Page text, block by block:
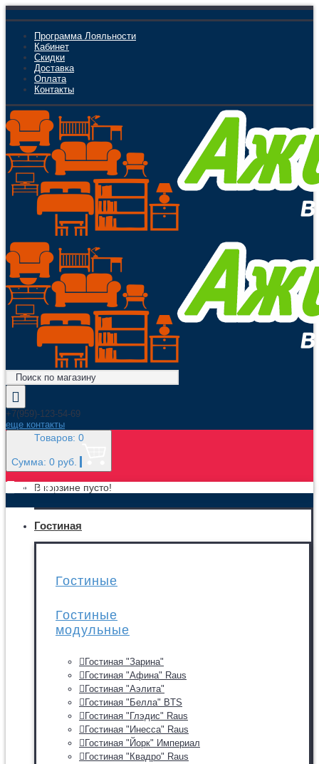
Программа Лояльности
Кабинет
Скидки
Доставка
Оплата
Контакты
+7(959)-123-54-69
еще контакты
Товаров: 0
Сумма: 0 руб.
В корзине пусто!
МЕНЮ
Гостиная
Гостиные
Гостиные
модульные
Гостиная "Зарина"
Гостиная "Афина" Raus
Гостиная "Аэлита"
Гостиная "Белла" BTS
Гостиная "Глэдис" Raus
Гостиная "Инесса" Raus
Гостиная "Йорк" Империал
Гостиная "Квадро" Raus